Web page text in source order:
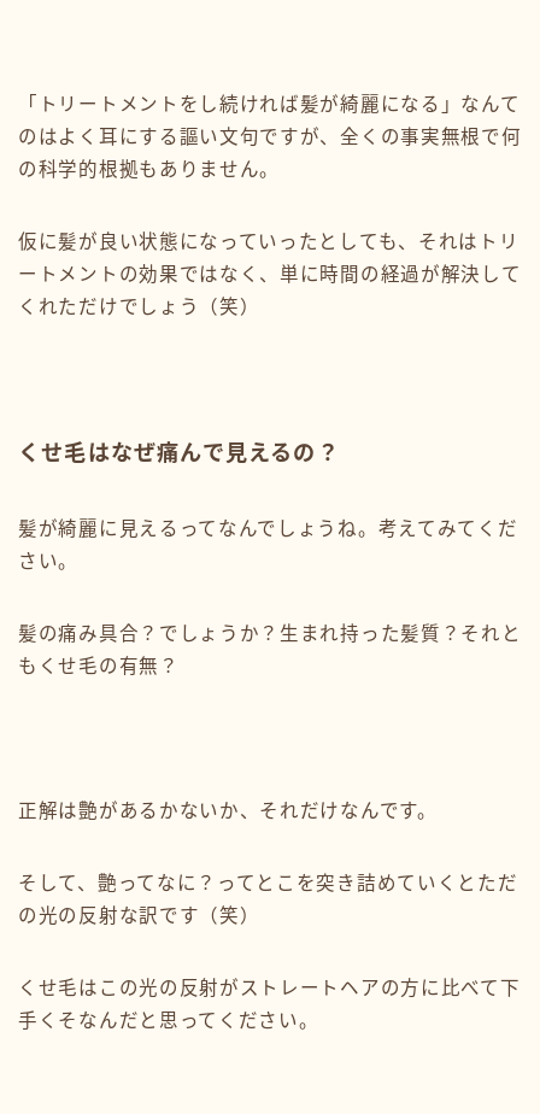
「トリートメントをし続ければ髪が綺麗になる」なんて
のはよく耳にする謳い文句ですが、全くの事実無根で何
の科学的根拠もありません。
仮に髪が良い状態になっていったとしても、それはトリ
ートメントの効果ではなく、単に時間の経過が解決して
くれただけでしょう（笑）
くせ毛はなぜ痛んで見えるの？
髪が綺麗に見えるってなんでしょうね。考えてみてくだ
さい。
髪の痛み具合？でしょうか？生まれ持った髪質？それと
もくせ毛の有無？
正解は艶があるかないか、それだけなんです。
そして、艶ってなに？ってとこを突き詰めていくとただ
の光の反射な訳です（笑）
くせ毛はこの光の反射がストレートヘアの方に比べて下
手くそなんだと思ってください。